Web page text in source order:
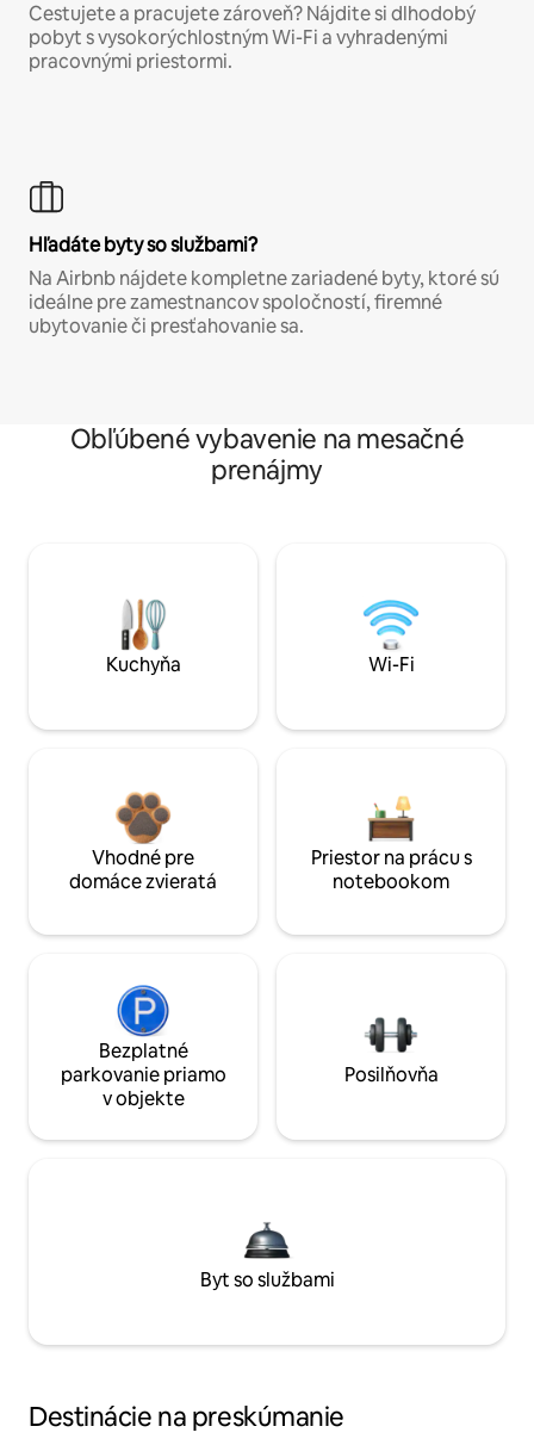
Cestujete a pracujete zároveň? Nájdite si dlhodobý
pobyt s vysokorýchlostným Wi-Fi a vyhradenými
pracovnými priestormi.
Hľadáte byty so službami?
Na Airbnb nájdete kompletne zariadené byty, ktoré sú
ideálne pre zamestnancov spoločností, firemné
ubytovanie či presťahovanie sa.
Obľúbené vybavenie na mesačné
prenájmy
Kuchyňa Wi-Fi
Vhodné pre
domáce zvieratá
Priestor na prácu s
notebookom
Bezplatné
parkovanie priamo
v objekte
Posilňovňa
Byt so službami
Destinácie na preskúmanie